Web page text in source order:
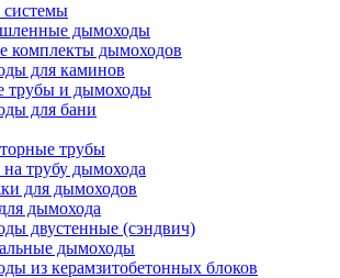
дымоходы
комплекты дымоходов
для каминов
трубы и дымоходы
для бани
трубы
трубу дымохода
для дымоходов
дымохода
двустенные (сэндвич)
дымоходы
из керамзитобетонных блоков